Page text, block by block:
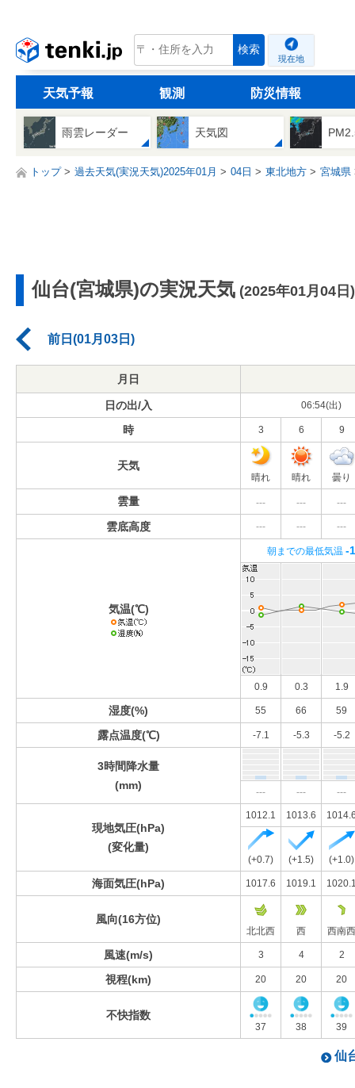
tenki.jp 検索
現在地
天気予報 観測 防災情報
雨雲レーダー 天気図
トップ 過去天気(実況天気)2025年01月 04日 東北地方 宮城県
仙台(宮城県)の実況天気 (2025年01月04日)
前日(01月03日)
月日
日の出/入 06:54(出)
時 3 6 9
天気
晴れ 晴れ 曇り
雲量 --- --- ---
雲底高度 --- --- ---
気温(℃)
朝までの最低気温 -
0.9 0.3 1.9
湿度(%) 55 66 59
露点温度(℃) -7.1 -5.3 -5.2
3時間降水量
(mm)
--- --- ---
現地気圧(hPa)
(変化量)
1012.1 1013.6
(+0.7) (+1.5) (+1.0)
海面気圧(hPa) 1017.6 1019.1
風向(16方位)
北北西 西 西南西
風速(m/s) 3 4 2
視程(km) 20 20 20
不快指数
37 38 39
仙